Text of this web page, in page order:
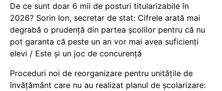
De ce sunt doar 6 mii de posturi titularizabile în
2026? Sorin Ion, secretar de stat: Cifrele arată mai
degrabă o prudență din partea școlilor pentru că nu
pot garanta că peste un an vor mai avea suficienți
elevi / Este și un joc de concurență
Proceduri noi de reorganizare pentru unitățile de
învățământ care nu au realizat planul de școlarizare: